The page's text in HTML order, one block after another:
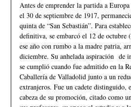
Antes de emprender la partida a
el 30 de septiembre de 1917,
quinta de “San Sebastián”. Para
definitiva, se embarcó el 12 de octubre
ese año con rumbo a la madre patria,
diciembre. Su anhelada aspiración de
se cumplió cuando fue admitido en la
Caballería de Valladolid junto a un
extranjeros. Fue un cadete distinguido,
cabeza de su promoción, citado como